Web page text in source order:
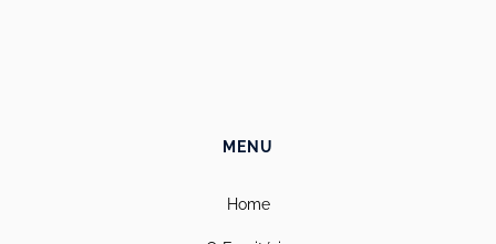
MENU
Home